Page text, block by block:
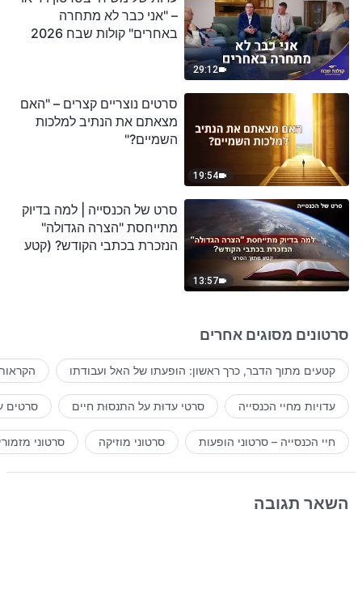
29:12
– "אני כבר לא מתחרה
באחרים" קולות שבח 2026
19:54
סרטים נוצריים קצרים – "האם
מצאתם את הנתיב למלכות
השמיים?"
13:57
סרט של הכנסייה | למה בדיוק
מתייחסת "הצרה הגדולה"
הנזכרת בכתבי הקודש? (קטע
סרטונים מסוגים אחרים
קטעים מתוך הדבר, כרך ראשון: הופעתו של האל ועבודתו
עדויות מחיי הכנסייה סרטי עדוּת על התנסוּת חיים סרטים
חיי הכנסייה – סרטוני הופעות סרטוני מוזיקה סרטוני
השאר תגובה